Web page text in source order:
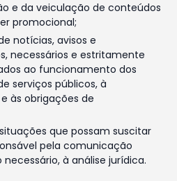
e da veiculação de conteúdos
promocional;
notícias, avisos e
necessários e estritamente
ao funcionamento dos
serviços públicos, à
às obrigações de
que possam suscitar
pela comunicação
à análise jurídica.